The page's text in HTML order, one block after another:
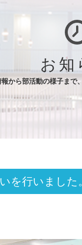
お知
から部活動の様子まで
を行いました